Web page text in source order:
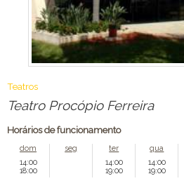
Teatros
Teatro Procópio Ferreira
Horários de funcionamento
dom
14:00
18:00
seg
ter
14:00
19:00
qua
14:00
19:00